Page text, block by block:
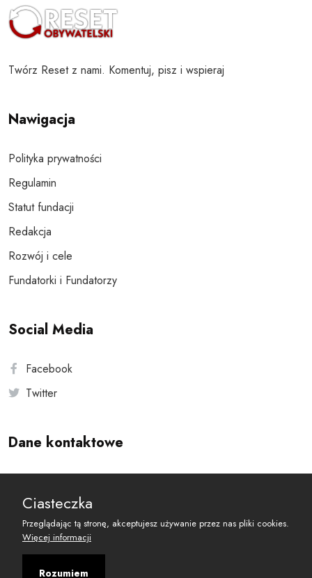
Twórz Reset z nami. Komentuj, pisz i wspieraj
Nawigacja
Polityka prywatności
Regulamin
Statut fundacji
Redakcja
Rozwój i cele
Fundatorki i Fundatorzy
Social Media
Facebook
Twitter
Dane kontaktowe
reset@resetobywatelski.pl
Ciasteczka
Przeglądając tą stronę, akceptujesz używanie przez nas pliki cookies.
Więcej informacji
Rozumiem